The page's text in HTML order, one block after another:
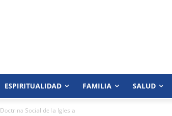
ESPIRITUALIDAD FAMILIA SALUD
Doctrina Social de la Iglesia